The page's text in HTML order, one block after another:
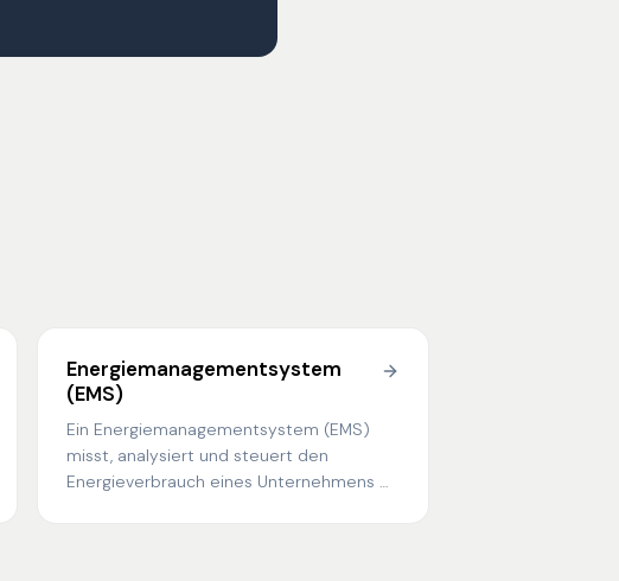
Energiemanagementsystem
(EMS)
Ein Energiemanagementsystem (EMS)
misst, analysiert und steuert den
Energieverbrauch eines Unternehmens —